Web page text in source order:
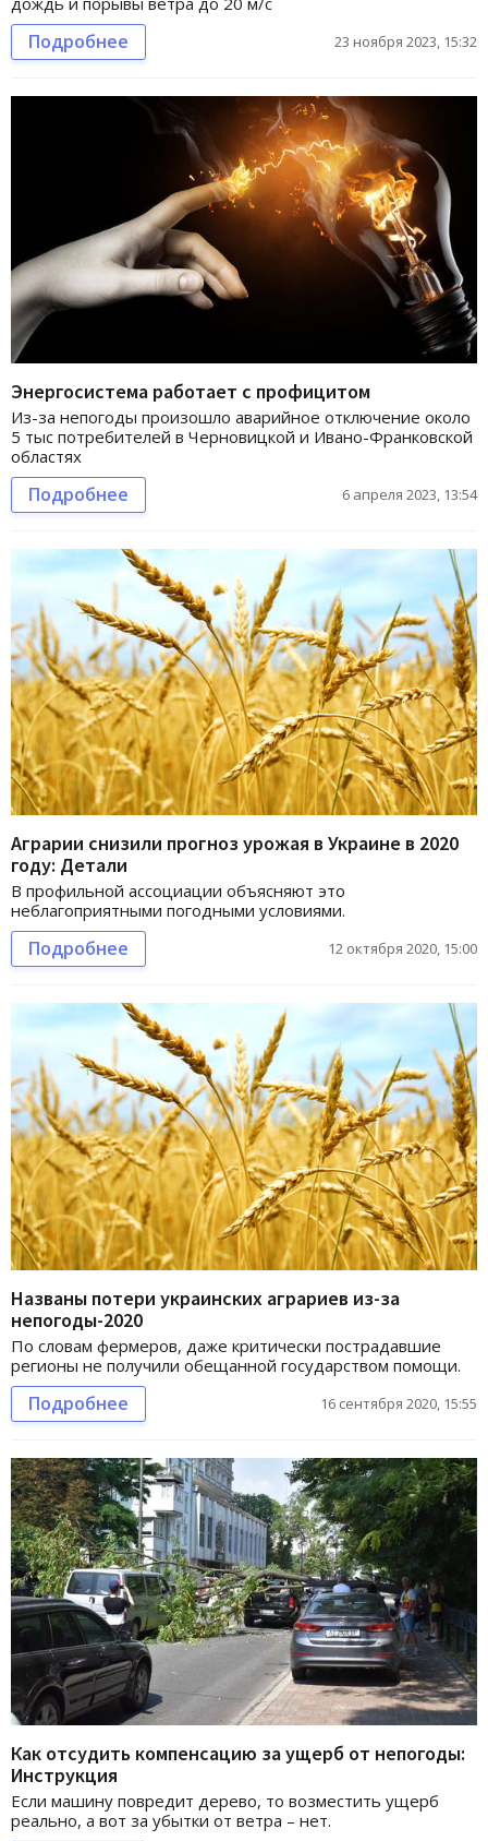
Подробнее 23 ноября 2023, 15:32
Энергосистема работает с профицитом
Из-за непогоды произошло аварийное отключение около
5 тыс потребителей в Черновицкой и Ивано-Франковской
областях
Подробнее 6 апреля 2023, 13:54
Аграрии снизили прогноз урожая в Украине в 2020
году: Детали
В профильной ассоциации объясняют это
неблагоприятными погодными условиями.
Подробнее 12 октября 2020, 15:00
Названы потери украинских аграриев из-за
непогоды-2020
По словам фермеров, даже критически пострадавшие
регионы не получили обещанной государством помощи.
Подробнее 16 сентября 2020, 15:55
Как отсудить компенсацию за ущерб от непогоды:
Инструкция
Если машину повредит дерево, то возместить ущерб
реально, а вот за убытки от ветра – нет.